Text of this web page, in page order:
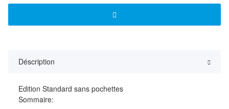
Déscription
Edition Standard sans pochettes
Sommaire: